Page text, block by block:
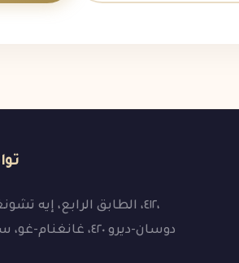
٤١٢، الطابق الرابع، إيه تشونغدام سكوير،
دوسان-ديرو ٤٢٠، غانغنام-غو، سيئول، كوريا